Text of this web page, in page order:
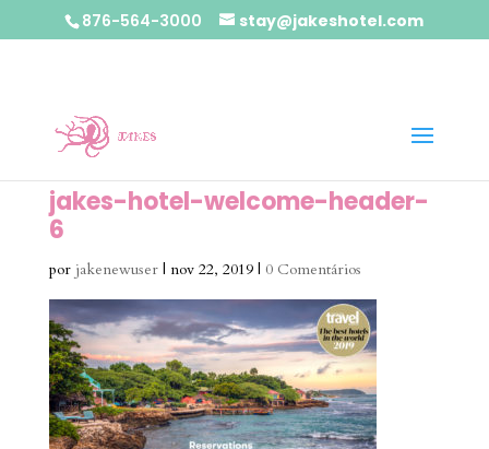
876-564-3000 stay@jakeshotel.com
jakes-hotel-welcome-header-
6
por jakenewuser| nov 22, 2019| 0 Comentários